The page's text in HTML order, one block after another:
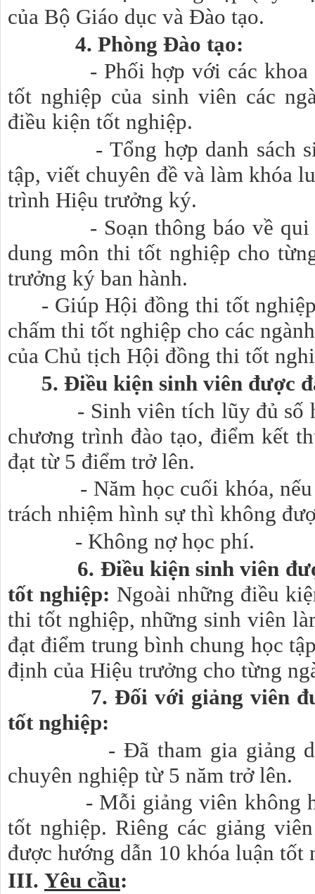
của Bộ Giáo dục và Đào tạo.
4. Phòng Đào tạo:
- Phối hợp với các
tốt nghiệp của sinh viên các
điều kiện tốt nghiệp.
- Tổng hợp danh sách
tập, viết chuyên đề và làm khóa
trình Hiệu trưởng ký.
- Soạn thông báo về qui
dung môn thi tốt nghiệp cho
trưởng ký ban hành.
- Giúp Hội đồng thi tốt
chấm thi tốt nghiệp cho các
của Chủ tịch Hội đồng thi tốt
5. Điều kiện sinh viên được
- Sinh viên tích lũy đủ số
chương trình đào tạo, điểm kết
đạt từ 5 điểm trở lên.
- Năm học cuối khóa, nếu
trách nhiệm hình sự thì không
- Không nợ học phí.
6. Điều kiện sinh viên
tốt nghiệp: Ngoài những điều
thi tốt nghiệp, những sinh viên
đạt điểm trung bình chung học
định của Hiệu trưởng cho từng
7. Đối với giảng viên
tốt nghiệp:
- Đã tham gia giảng
chuyên nghiệp từ 5 năm trở lên.
- Mỗi giảng viên không
tốt nghiệp. Riêng các giảng
được hướng dẫn 10 khóa luận tốt
III. Yêu cầu: